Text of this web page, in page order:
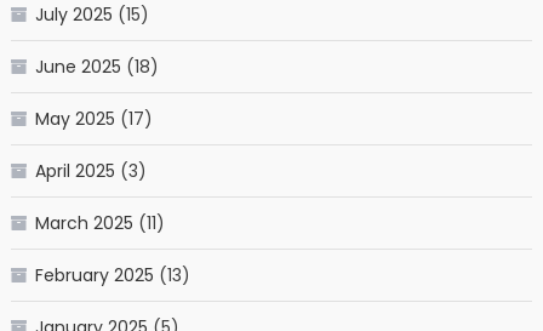
July 2025 (15)
June 2025 (18)
May 2025 (17)
April 2025 (3)
March 2025 (11)
February 2025 (13)